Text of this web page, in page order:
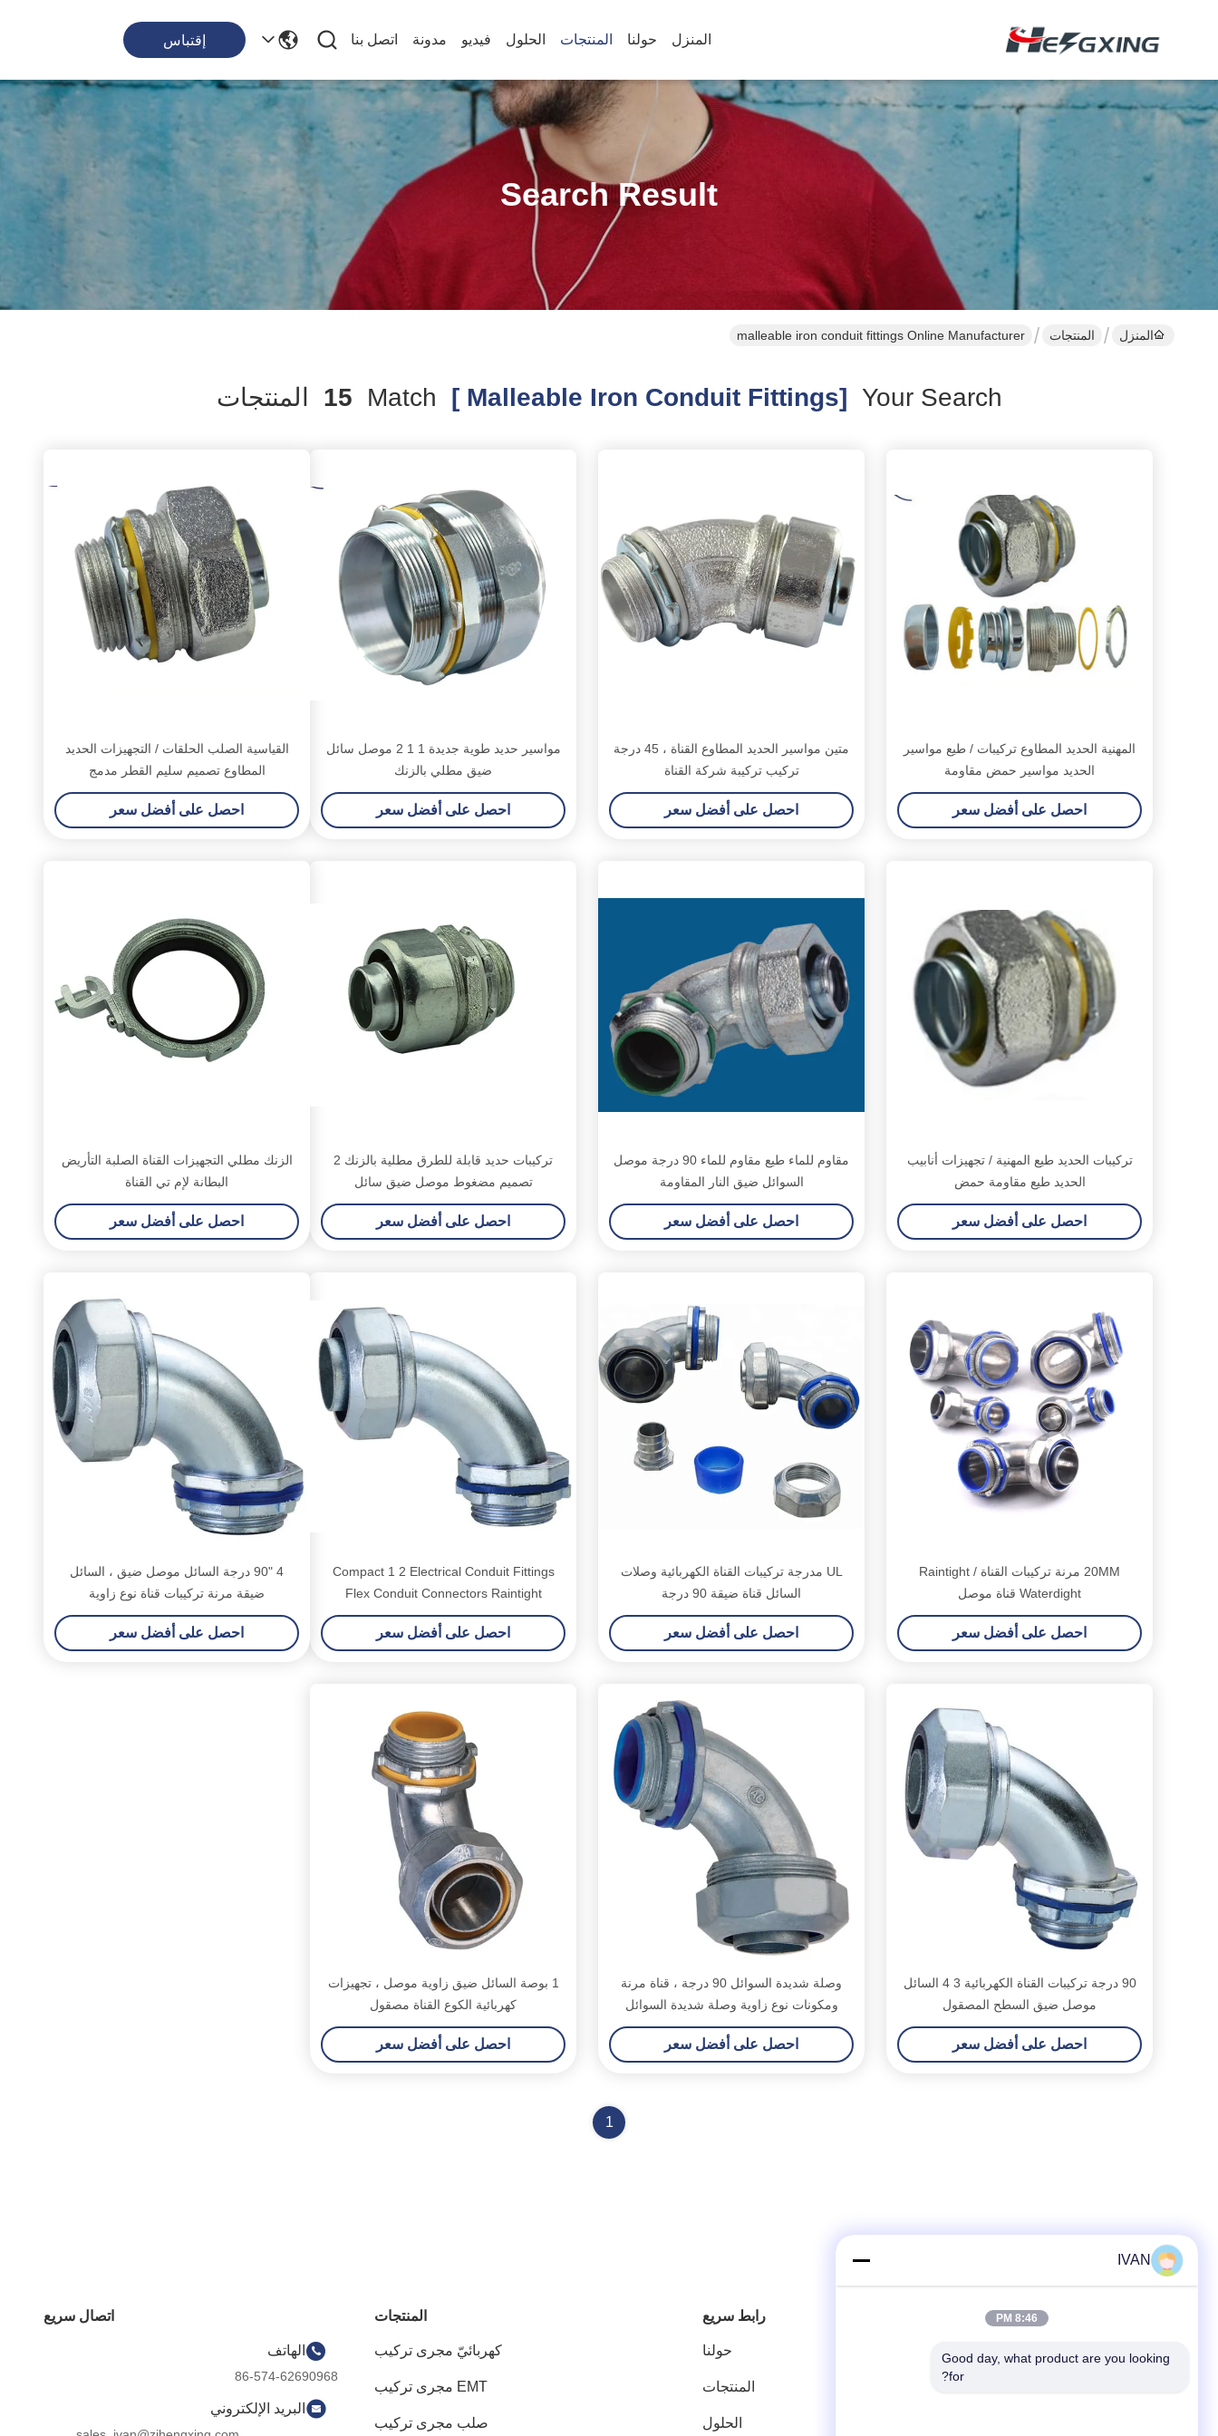
المنزل حولنا المنتجات الحلول فيديو مدونة اتصل بنا إقتباس
Search Result
المنزل المنتجات malleable iron conduit fittings Online Manufacturer
Your Search
[malleable Iron Conduit Fittings ]
15 المنتجات
المهنية الحديد المطاوع تركيبات / طيع مواسير
الحديد مواسير حمض مقاومة
احصل على أفضل سعر
متين مواسير الحديد المطاوع القناة ، 45 درجة
تركيب تركيبة شركة القناة
احصل على أفضل سعر
مواسير حديد طوية جديدة 1 1 2 موصل سائل
ضيق مطلي بالزنك
احصل على أفضل سعر
القياسية الصلب الحلقات / التجهيزات الحديد
المطاوع تصميم سليم القطر مدمج
احصل على أفضل سعر
تركيبات الحديد طيع المهنية / تجهيزات أنابيب
الحديد طيع مقاومة حمض
احصل على أفضل سعر
مقاوم للماء طيع مقاوم للماء 90 درجة موصل
السوائل ضيق النار المقاومة
احصل على أفضل سعر
تركيبات حديد قابلة للطرق مطلية بالزنك 2
تصميم مضغوط موصل ضيق سائل
احصل على أفضل سعر
الزنك مطلي التجهيزات القناة الصلبة التأريض
البطانة لإم تي القناة
احصل على أفضل سعر
20MM مرنة تركيبات القناة Raintight /
Waterdight قناة موصل
احصل على أفضل سعر
UL مدرجة تركيبات القناة الكهربائية وصلات
السائل قناة ضيقة 90 درجة
احصل على أفضل سعر
Compact 1 2 Electrical Conduit Fittings
Flex Conduit Connectors Raintight
احصل على أفضل سعر
4 "90 درجة السائل موصل ضيق ، السائل
ضيقة مرنة تركيبات قناة نوع زاوية
احصل على أفضل سعر
90 درجة تركيبات القناة الكهربائية 3 4 السائل
موصل ضيق السطح المصقول
احصل على أفضل سعر
وصلة شديدة السوائل 90 درجة ، قناة مرنة
ومكونات نوع زاوية وصلة شديدة السوائل
احصل على أفضل سعر
1 بوصة السائل ضيق زاوية موصل ، تجهيزات
كهربائية الكوع القناة مصقول
احصل على أفضل سعر
1
رابط سريع
حولنا
المنتجات
الحلول
المنتجات
كهربائيّ مجرى تركيب
EMT مجرى تركيب
صلب مجرى تركيب
اتصال سريع
الهاتف
86-574-62690968
البريد الإلكتروني
IVAN
8:46 PM
Good day, what product are you looking
for?